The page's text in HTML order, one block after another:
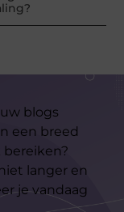
blogs
een breed
bereiken?
langer en
je vandaag